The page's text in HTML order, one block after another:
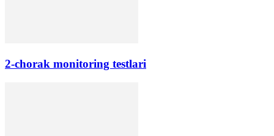
2-chorak monitoring testlari